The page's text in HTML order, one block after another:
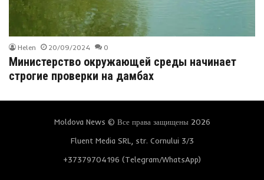
Helen 20/09/2024 0
Министерство окружающей среды начинает
строгие проверки на дамбах
Moldova News © Все права защищены 2026
Fluent Media SRL, str. Cornului 3/3
+37379704196 (Telegram/WhatsApp)